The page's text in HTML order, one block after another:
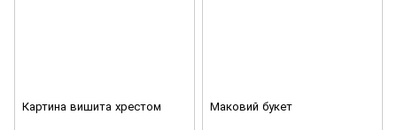
Картина вишита хрестом Маковий букет